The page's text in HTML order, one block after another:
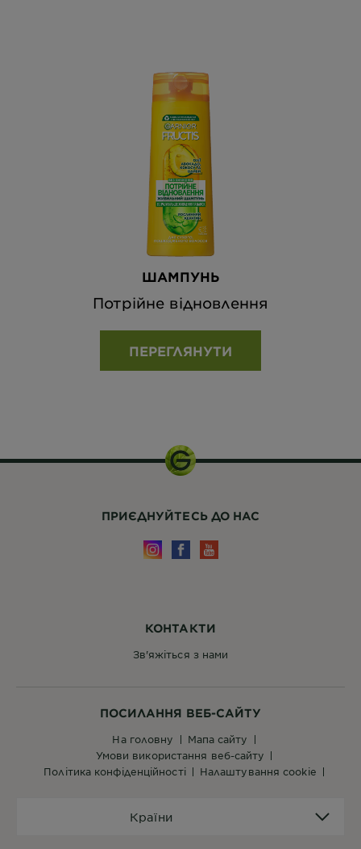
ШАМПУНЬ
Потрійне відновлення
ПЕРЕГЛЯНУТИ
ПОСИЛАННЯ ВЕБ-САЙТУ
на головну
мапа сайту
умови використання веб-сайту
політика конфіденційності
налаштування cookie
Країни
КОНТАКТИ
Зв'яжіться з нами
ПРИЄДНУЙТЕСЬ ДО НАС